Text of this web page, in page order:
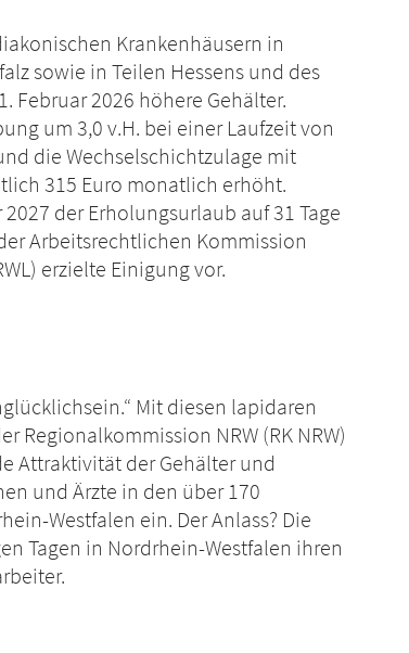
Krankenhäusern in
sowie in Teilen Hessens und des
Februar 2026 höhere Gehälter.
um 3,0 v.H. bei einer Laufzeit von
die Wechselschichtzulage mit
315 Euro monatlich erhöht.
der Erholungsurlaub auf 31 Tage
Arbeitsrechtlichen Kommission
erzielte Einigung vor.
Mit diesen lapidaren
Regionalkommission NRW (RK NRW)
Attraktivität der Gehälter und
und Ärzte in den über 170
Westfalen ein. Der Anlass? Die
Tagen in Nordrhein-Westfalen ihren